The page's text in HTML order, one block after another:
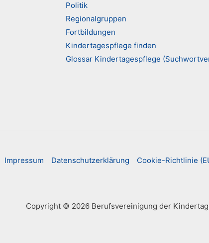
Politik
Regionalgruppen
Fortbildungen
Kindertagespflege finden
Glossar Kindertagespflege
Impressum Datenschutzerklärung Cookie-Richtlinie
Copyright © 2026 Berufsvereinigung der